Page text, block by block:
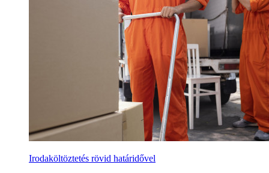
Irodaköltöztetés rövid határidővel